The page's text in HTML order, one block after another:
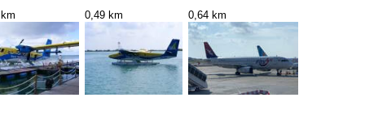
0,49 km 0,64 km